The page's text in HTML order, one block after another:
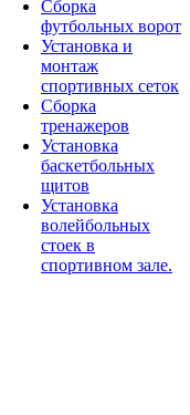
Сборка
футбольных ворот
Установка и
монтаж
спортивных сеток
Сборка
тренажеров
Установка
баскетбольных
щитов
Установка
волейбольных
стоек в
спортивном зале.